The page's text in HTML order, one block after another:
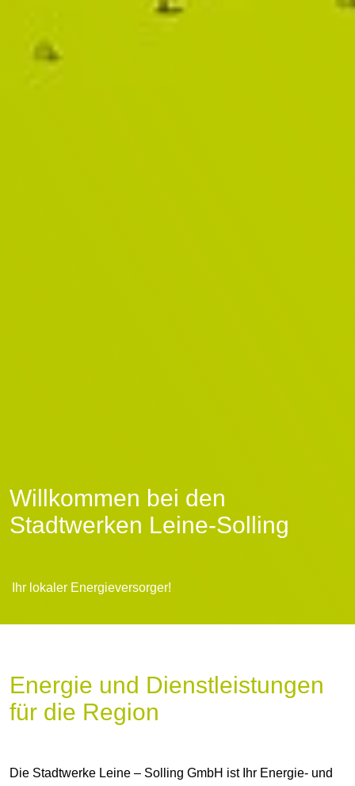
Willkommen bei den
Stadtwerken Leine-Solling
Ihr lokaler Energieversorger!
Energie und Dienstleistungen
für die Region
Die Stadtwerke Leine – Solling GmbH ist Ihr Energie- und